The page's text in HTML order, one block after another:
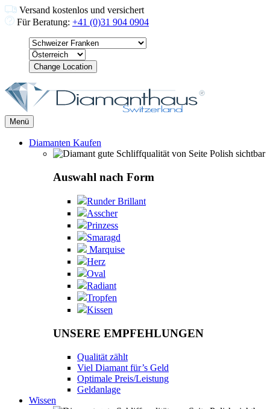
Versand kostenlos und versichert
Für Beratung: +41 (0)31 904 0904
Change Location
Menü
Diamanten Kaufen
Auswahl nach Form
Runder Brillant
Asscher
Prinzess
Smaragd
Marquise
Herz
Oval
Radiant
Tropfen
Kissen
UNSERE EMPFEHLUNGEN
Qualität zählt
Viel Diamant für’s Geld
Optimale Preis/Leistung
Geldanlage
Wissen